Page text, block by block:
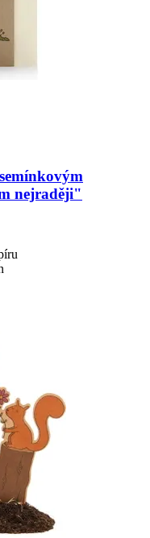
nejraději"